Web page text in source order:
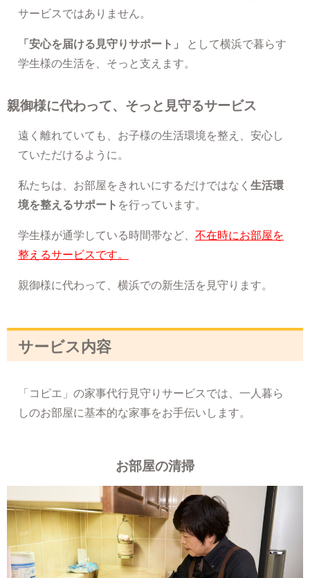
サービスではありません。
「安心を届ける見守りサポート」
として横浜で暮らす
学生様の生活を、そっと支えます。
親御様に代わって、そっと見守るサービス
遠く離れていても、お子様の生活環境を整え、安心し
ていただけるように。
私たちは、お部屋をきれいにするだけではなく 生活環
境を整えるサポート を行っています。
学生様が通学している時間帯など、 不在時にお部屋を
整えるサービスです。
親御様に代わって、横浜での新生活を見守ります。
サービス内容
「コピエ」の家事代行見守りサービスでは、一人暮ら
しのお部屋に基本的な家事をお手伝いします。
お部屋の清掃